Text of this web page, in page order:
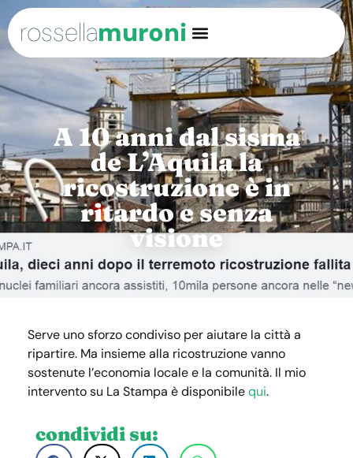
rossellamuroni
A 10 anni dal sisma
de L’Aquila la
ricostruzione è in
ritardo e senza
visione
condividi su:
Serve uno sforzo condiviso per aiutare la città a
ripartire. Ma insieme alla ricostruzione vanno
sostenute l’economia locale e la comunità. Il mio
intervento su La Stampa è disponibilequi.